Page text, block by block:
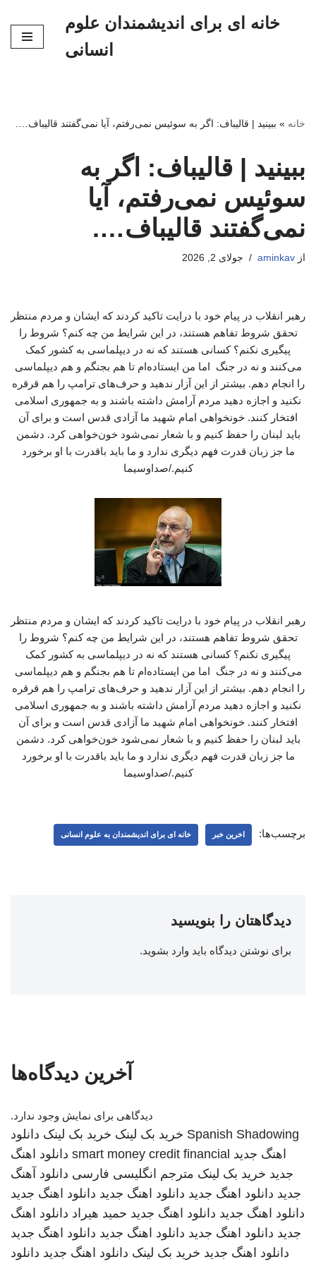
خانه ای برای اندیشمندان علوم
انسانی
خانه » ببینید | قالیباف: اگر به سوئیس نمی‌رفتم، آیا نمی‌گفتند قالیباف….
ببینید | قالیباف: اگر به
سوئیس نمی‌رفتم، آیا
نمی‌گفتند قالیباف….
از aminkav جولای 2, 2026
رهبر انقلاب در پیام خود با درایت تاکید کردند که ایشان و مردم منتظر
تحقق شروط تفاهم هستند، در این شرایط من چه کنم؟ شروط را
پیگیری نکنم؟ کسانی هستند که نه در دیپلماسی به کشور کمک
می‌کنند و نه در جنگ اما من ایستاده‌ام تا هم بجنگم و هم دیپلماسی
را انجام دهم. بیشتر از این آزار ندهید و حرف‌های ترامپ را هم قرقره
نکنید و اجازه دهید مردم آرامش داشته باشند و به جمهوری اسلامی
افتخار کنند. خونخواهی امام شهید ما آزادی قدس است و برای آن
باید لبنان را حفظ کنیم و با شعار نمی‌شود خون‌خواهی کرد. دشمن
ما جز زبان قدرت فهم دیگری ندارد و ما باید باقدرت با او برخورد
کنیم./صداوسیما
رهبر انقلاب در پیام خود با درایت تاکید کردند که ایشان و مردم منتظر
تحقق شروط تفاهم هستند، در این شرایط من چه کنم؟ شروط را
پیگیری نکنم؟ کسانی هستند که نه در دیپلماسی به کشور کمک
می‌کنند و نه در جنگ اما من ایستاده‌ام تا هم بجنگم و هم دیپلماسی
را انجام دهم. بیشتر از این آزار ندهید و حرف‌های ترامپ را هم قرقره
نکنید و اجازه دهید مردم آرامش داشته باشند و به جمهوری اسلامی
افتخار کنند. خونخواهی امام شهید ما آزادی قدس است و برای آن
باید لبنان را حفظ کنیم و با شعار نمی‌شود خون‌خواهی کرد. دشمن
ما جز زبان قدرت فهم دیگری ندارد و ما باید باقدرت با او برخورد
کنیم./صداوسیما
برچسب‌ها: اخرین خبر خانه ای برای اندیشمندان به علوم انسانی
دیدگاهتان را بنویسید
برای نوشتن دیدگاه باید وارد بشوید.
آخرین دیدگاه‌ها
دیدگاهی برای نمایش وجود ندارد.
Spanish Shadowing خرید بک لینک خرید بک لینک دانلود
اهنگ جدید smart money credit financial دانلود اهنگ
جدید خرید بک لینک مترجم انگلیسی فارسی دانلود آهنگ
جدید دانلود اهنگ جدید دانلود اهنگ جدید دانلود اهنگ جدید
دانلود اهنگ جدید دانلود اهنگ جدید حمید هیراد دانلود اهنگ
جدید دانلود اهنگ جدید دانلود اهنگ جدید دانلود اهنگ جدید
دانلود اهنگ جدید خرید بک لینک دانلود اهنگ جدید دانلود